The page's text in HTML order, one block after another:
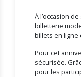
À l’occasion
billetterie
billets en ligne
Pour cet
sécurisée.
pour les